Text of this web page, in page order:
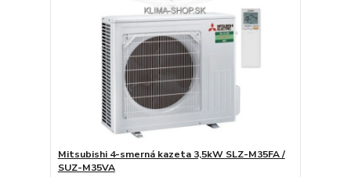
Mitsubishi 4-smerná kazeta 3,5kW SLZ-M35FA /
SUZ-M35VA